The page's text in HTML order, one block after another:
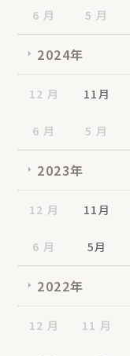
6 月 5 月
2024年
12 月 11月
6 月 5 月
2023年
12 月 11月
6 月 5月
2022年
12 月 11 月